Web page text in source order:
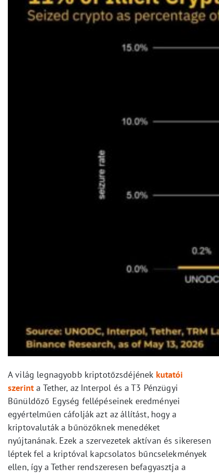
A világ legnagyobb kriptotőzsdéjének kutatói
szerint a Tether, az Interpol és a T3 Pénzügyi
Bűnüldőző Egység fellépéseinek eredményei
egyértelműen cáfolják azt az állítást, hogy a
kriptovaluták a bűnözőknek menedéket
nyújtanának. Ezek a szervezetek aktívan és sikeresen
léptek fel a kriptóval kapcsolatos bűncselekmények
ellen, így a Tether rendszeresen befagyasztja a